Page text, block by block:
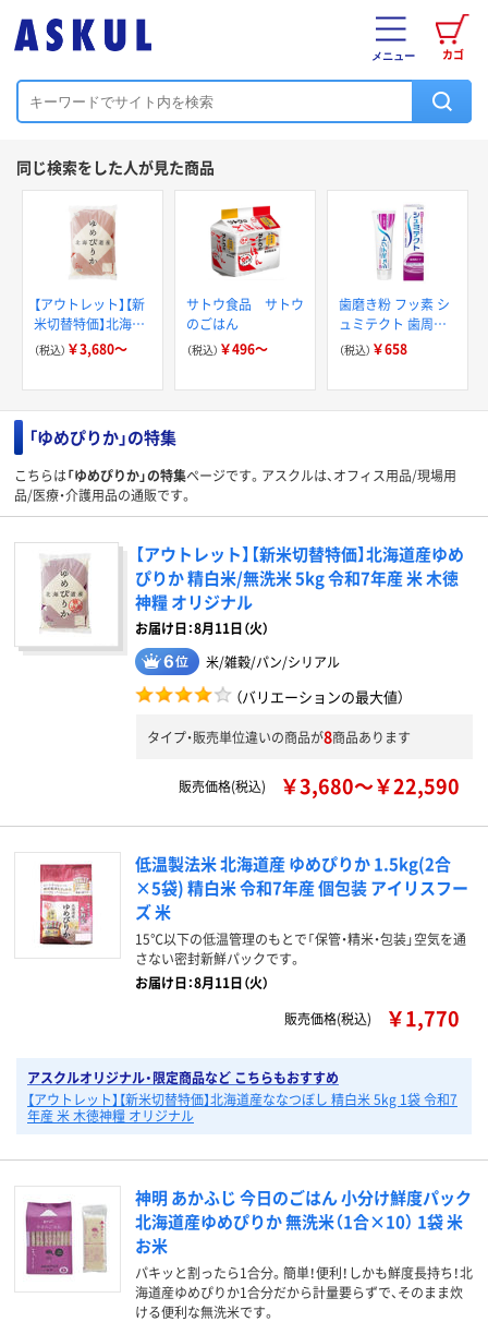
カゴ
メニュー
同じ検索をした人が見た商品
【アウトレット】【新
米切替特価】北海道
産ゆめぴりか 精白
米/無洗米 5kg 令和
（税込） ￥3,680～
サトウ食品 サトウ
のごはん
（税込） ￥496～
歯磨き粉 フッ素 シ
ュミテクト 歯周病
ケア 95g Haleonジ
（税込） ￥658
「ゆめぴりか」の特集
こちらは「ゆめぴりか」の特集ページです。アスクルは、オフィス用品/現場用
品/医療・介護用品の通販です。
【アウトレット】【新米切替特価】北海道産ゆめ
ぴりか 精白米/無洗米 5kg 令和7年産 米 木徳
神糧 オリジナル
お届け日：8月11日（火）
米/雑穀/パン/シリアル
（バリエーションの最大値）
タイプ・販売単位違いの商品が8商品あります
販売価格(税込) ￥3,680～￥22,590
低温製法米 北海道産 ゆめぴりか 1.5kg(2合
×5袋) 精白米 令和7年産 個包装 アイリスフー
ズ 米
15℃以下の低温管理のもとで「保管・精米・包装」空気を通
さない密封新鮮パックです。
お届け日：8月11日（火）
販売価格(税込)
￥1,770
アスクルオリジナル・限定商品など こちらもおすすめ
【アウトレット】【新米切替特価】北海道産ななつぼし 精白米 5kg 1袋 令和7
年産 米 木徳神糧 オリジナル
神明 あかふじ 今日のごはん 小分け鮮度パック
北海道産ゆめぴりか 無洗米（1合×10） 1袋 米
お米
パキッと割ったら1合分。簡単！便利！しかも鮮度長持ち！北
海道産ゆめぴりか1合分だから計量要らずで、そのまま炊
ける便利な無洗米です。